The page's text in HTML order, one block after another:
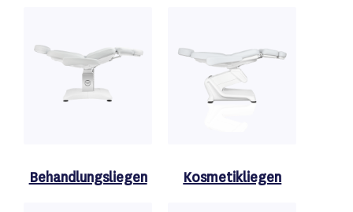
Behandlungsliegen Kosmetikliegen